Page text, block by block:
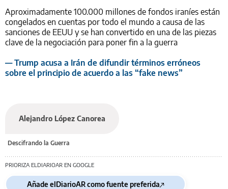
Aproximadamente 100.000 millones de fondos iraníes están
congelados en cuentas por todo el mundo a causa de las
sanciones de EEUU y se han convertido en una de las piezas
clave de la negociación para poner fin a la guerra
— Trump acusa a Irán de difundir términos erróneos
sobre el principio de acuerdo a las “fake news”
Alejandro López Canorea
Descifrando la Guerra
PRIORIZA ELDIARIOAR EN GOOGLE
Añade elDiarioAR como fuente preferida